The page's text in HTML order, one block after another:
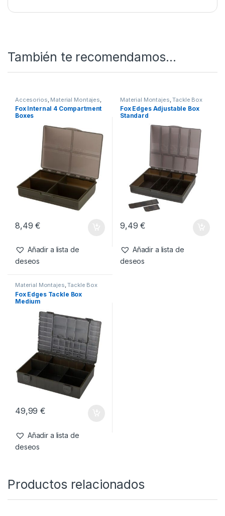
También te recomendamos…
Accesorios Material Montajes
Tackle Box
Fox Internal 4 Compartment
Boxes
8,49€
Añadir a lista de
deseos
Material Montajes ,Tackle Box
Fox Edges Adjustable Box
Standard
9,49€
Añadir a lista de
deseos
Material Montajes,Tackle Box
Fox Edges Tackle Box
Medium
49,99€
Añadir a lista de
deseos
Productos relacionados